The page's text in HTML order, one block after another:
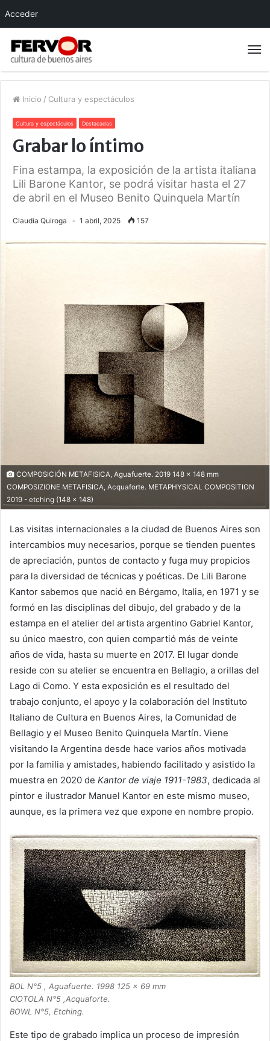
Inicio / Cultura y espectáculos
Cultura y espectáculos Destacadas
Grabar lo íntimo
Fina estampa, la exposición de la artista italiana
Lili Barone Kantor, se podrá visitar hasta el 27
de abril en el Museo Benito Quinquela Martín
Claudia Quiroga 1 abril, 2025 157
COMPOSICIÓN METAFISICA, Aguafuerte. 2019 148 x 148 mm
COMPOSIZIONE METAFISICA, Acquaforte. METAPHYSICAL COMPOSITION
2019 - etching (148 x 148)
Las visitas internacionales a la ciudad de Buenos Aires son
intercambios muy necesarios, porque se tienden puentes
de apreciación, puntos de contacto y fuga muy propicios
para la diversidad de técnicas y poéticas. De Lili Barone
Kantor sabemos que nació en Bérgamo, Italia, en 1971 y se
formó en las disciplinas del dibujo, del grabado y de la
estampa en el atelier del artista argentino Gabriel Kantor,
su único maestro, con quien compartió más de veinte
años de vida, hasta su muerte en 2017. El lugar donde
reside con su atelier se encuentra en Bellagio, a orillas del
Lago di Como. Y esta exposición es el resultado del
trabajo conjunto, el apoyo y la colaboración del Instituto
Italiano de Cultura en Buenos Aires, la Comunidad de
Bellagio y el Museo Benito Quinquela Martín. Viene
visitando la Argentina desde hace varios años motivada
por la familia y amistades, habiendo facilitado y asistido la
muestra en 2020 de Kantor de viaje 1911-1983, dedicada al
pintor e ilustrador Manuel Kantor en este mismo museo,
aunque, es la primera vez que expone en nombre propio.
BOL N°5 , Aguafuerte. 1998 125 x 69 mm
CIOTOLA N°5 ,Acquaforte.
BOWL N°5, Etching.
Este tipo de grabado implica un proceso de impresión
Acceder